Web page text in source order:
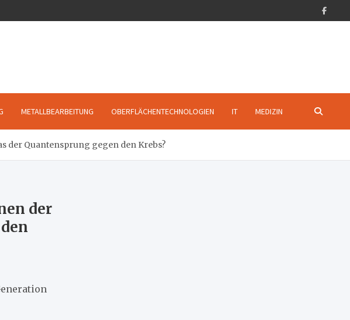
METALLBEARBEITUNG OBERFLÄCHENTECHNOLOGIEN IT MEDIZIN
der Quantensprung gegen den Krebs?
der